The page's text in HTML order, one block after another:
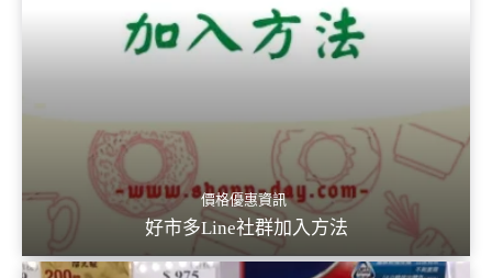
價格優惠資訊
好市多Line社群加入方法